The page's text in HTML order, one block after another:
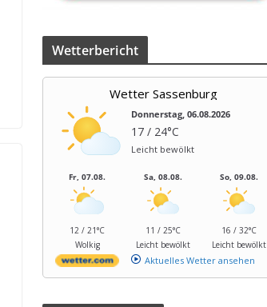
Wet­ter­be­richt
Wetter Sassenburg
Donnerstag, 06.08.2026
17 / 24°C
Leicht bewölkt
Fr, 07.08.
12 / 21°C
Wolkig
Sa, 08.08.
11 / 25°C
Leicht bewölkt
So, 09.08.
16 / 32°C
Leicht bewölkt
Aktuelles Wetter ansehen